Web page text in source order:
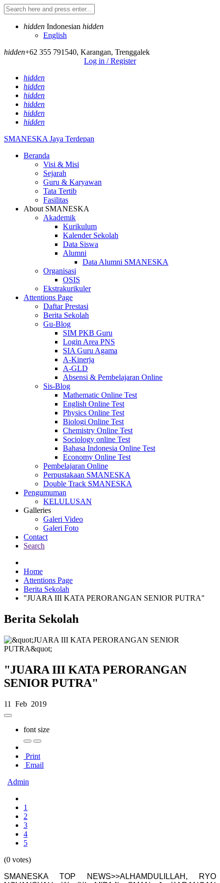
hidden Indonesian hidden
English
hidden+62 355 791540, Karangan, Trenggalek
Log in / Register
hidden
hidden
hidden
hidden
hidden
hidden
SMANESKA Jaya Terdepan
Beranda
Visi & Misi
Sejarah
Guru & Karyawan
Tata Tertib
Fasilitas
About SMANESKA
Akademik
Kurikulum
Kalender Sekolah
Data Siswa
Alumni
Data Alumni SMANESKA
Organisasi
OSIS
Ekstrakurikuler
Attentions Page
Daftar Prestasi
Berita Sekolah
Gu-Blog
SIM PKB Guru
Login Area PNS
SIA Guru Agama
A-Kinerja
A-GLD
Absensi & Pembelajaran Online
Sis-Blog
Mathematic Online Test
English Online Test
Physics Online Test
Biologi Online Test
Chemistry Online Test
Sociology online Test
Bahasa Indonesia Online Test
Economy Online Test
Pembelajaran Online
Perpustakaan SMANESKA
Double Track SMANESKA
Pengumuman
KELULUSAN
Galleries
Galeri Video
Galeri Foto
Contact
Search
Home
Attentions Page
Berita Sekolah
"JUARA III KATA PERORANGAN SENIOR PUTRA"
Berita Sekolah
"JUARA III KATA PERORANGAN
SENIOR PUTRA"
11 Feb 2019
font size
Print
Email
Admin
1
2
3
4
5
(0 votes)
SMANESKA TOP NEWS>>ALHAMDULILLAH, RYO